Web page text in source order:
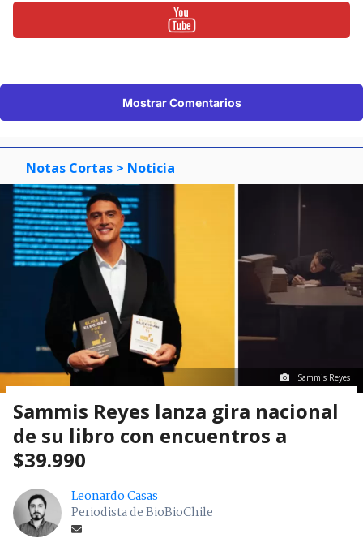
Mostrar Comentarios
Notas Cortas > Noticia
Sammis Reyes
Sammis Reyes lanza gira nacional
de su libro con encuentros a
$39.990
Leonardo Casas
Periodista de BioBioChile